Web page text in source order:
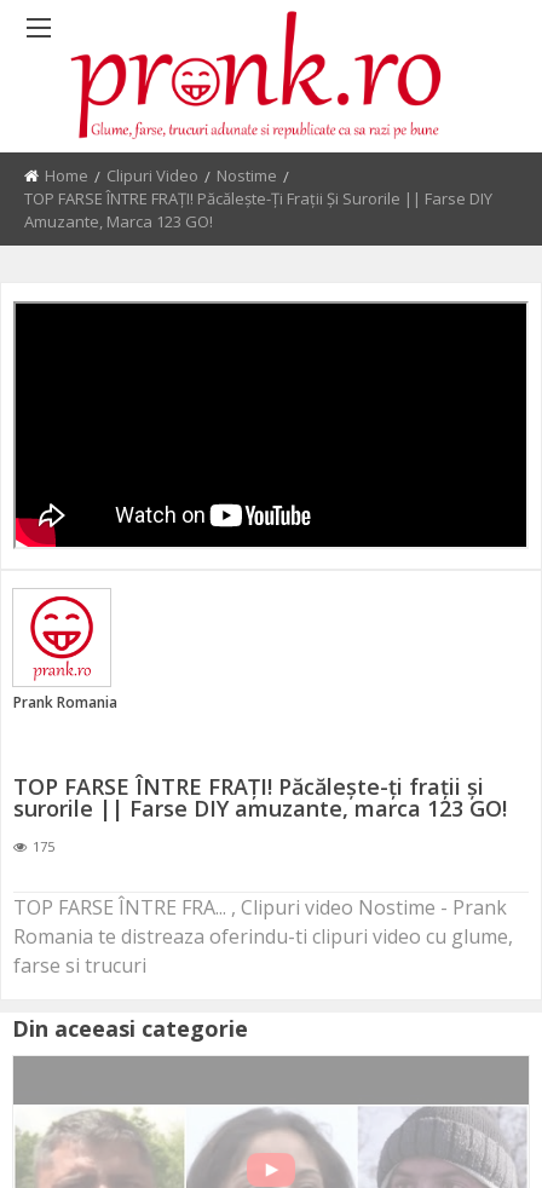
Home Clipuri Video
Nostime
Current:
TOP FARSE ÎNTRE FRAȚI! Păcălește-Ți Frații Și Surorile || Farse DIY
Amuzante, Marca 123 GO!
Prank Romania
TOP FARSE ÎNTRE FRAȚI! Păcălește-ți frații și
surorile || Farse DIY amuzante, marca 123 GO!
175
TOP FARSE ÎNTRE FRA... , Clipuri video Nostime - Prank
Romania te distreaza oferindu-ti clipuri video cu glume,
farse si trucuri
Din aceeasi categorie